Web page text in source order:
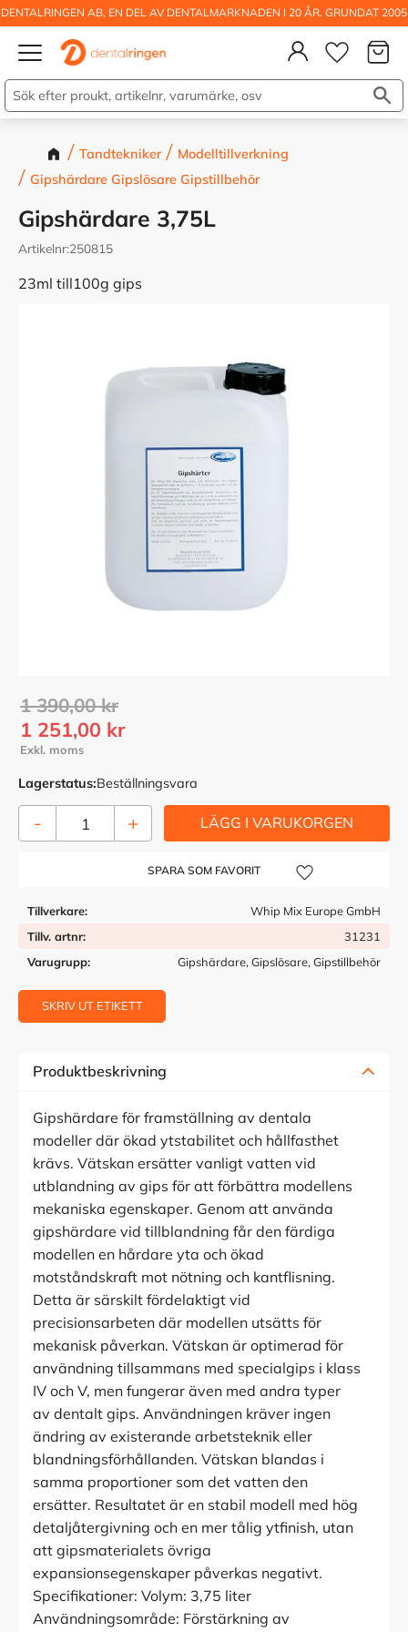
DENTALRINGEN AB, EN DEL AV DENTALMARKNADEN I 20 ÅR. GRUNDAT 2005
Tandtekniker
Modelltillverkning
Gipshärdare Gipslösare Gipstillbehör
Gipshärdare 3,75L
Artikelnr 250815
23ml till100g gips
Nedsatt pris:
1 251,00 kr
Ordinarie pris:
1 390,00kr
Lagerstatus Beställningsvara
+
-
Lägg till i önskelista
Tillverkare
Whip Mix Europe GmbH
Tillv. artnr
31231
Varugrupp
Gipshärdare, Gipslösare, Gipstillbehör
SKRIV UT ETIKETT
Produktbeskrivning
Gipshärdare för framställning av dentala
modeller där ökad ytstabilitet och hållfasthet
krävs. Vätskan ersätter vanligt vatten vid
utblandning av gips för att förbättra modellens
mekaniska egenskaper. Genom att använda
gipshärdare vid tillblandning får den färdiga
modellen en hårdare yta och ökad
motståndskraft mot nötning och kantflisning.
Detta är särskilt fördelaktigt vid
precisionsarbeten där modellen utsätts för
mekanisk påverkan. Vätskan är optimerad för
användning tillsammans med specialgips i klass
IV och V, men fungerar även med andra typer
av dentalt gips. Användningen kräver ingen
ändring av existerande arbetsteknik eller
blandningsförhållanden. Vätskan blandas i
samma proportioner som det vatten den
ersätter. Resultatet är en stabil modell med hög
detaljåtergivning och en mer tålig ytfinish, utan
att gipsmaterialets övriga
expansionsegenskaper påverkas negativt.
Specifikationer: Volym: 3,75 liter
Användningsområde: Förstärkning av